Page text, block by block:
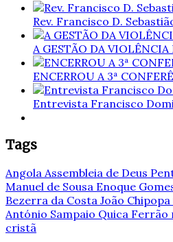
Rev. Francisco D.
A GESTÃO DA
ENCERROU A 3ª
Entrevista Francisco
Tags
Angola Assembleia de Deus
Manuel de Sousa Enoque
Bezerra da Costa João Chipopa
António Sampaio Quica Ferrão
cristã